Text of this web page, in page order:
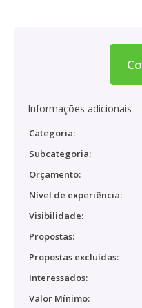
Informações adicionais
Categoria:
Subcategoria:
Orçamento:
Nível de experiência:
Visibilidade:
Propostas:
Propostas excluídas:
Interessados:
Valor Mínimo: